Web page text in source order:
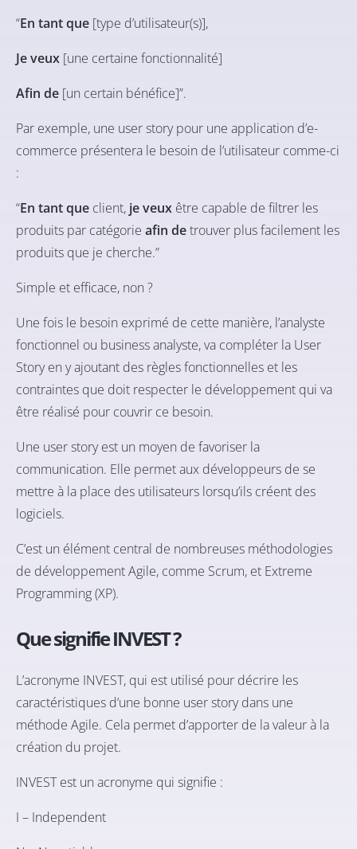
“En tant que [type d’utilisateur(s)],
Je veux [une certaine fonctionnalité]
Afin de [un certain bénéfice]”.
Par exemple, une user story pour une application d’e-
commerce présentera le besoin de l’utilisateur comme-ci
:
“En tant que client, je veux être capable de filtrer les
produits par catégorie afin detrouver plus facilement les
produits que je cherche.”
Simple et efficace, non ?
Une fois le besoin exprimé de cette manière, l’analyste
fonctionnel ou business analyste, va compléter la User
Story en y ajoutant des règles fonctionnelles et les
contraintes que doit respecter le développement qui va
être réalisé pour couvrir ce besoin.
Une user story est un moyen de favoriser la
communication. Elle permet aux développeurs de se
mettre à la place des utilisateurs lorsqu’ils créent des
logiciels.
C’est un élément central de nombreuses méthodologies
de développement Agile, comme Scrum, et Extreme
Programming(XP).
Que signifie INVEST ?
L’acronyme INVEST, qui est utilisé pour décrire les
caractéristiques d’une bonne user story dans une
méthode Agile. Cela permet d’apporter de la valeur à la
création du projet.
INVEST est un acronyme qui signifie :
I – Independent